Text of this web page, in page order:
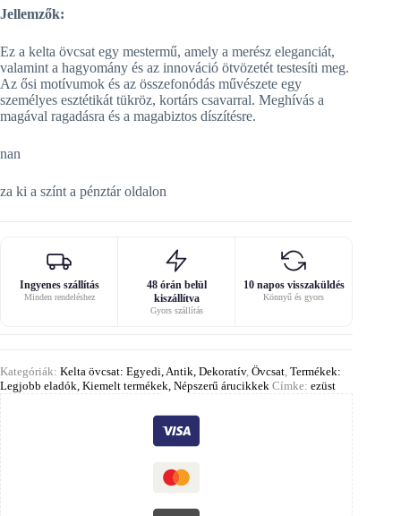
Jellemzők:
Ez a kelta övcsat egy mestermű, amely a merész eleganciát,
valamint a hagyomány és az innováció ötvözetét testesíti meg.
Az ősi motívumok és az összefonódás művészete egy
személyes esztétikát tükröz, kortárs csavarral. Meghívás a
magával ragadásra és a magabiztos díszítésre.
nan
za ki a színt a pénztár oldalon
Ingyenes szállítás
Minden rendeléshez
48 órán belül
kiszállítva
Gyors szállítás
10 napos visszaküldés
Könnyű és gyors
Kategóriák: Kelta övcsat: Egyedi, Antik, Dekoratív, Övcsat Termékek:
Legjobb eladók, Kiemelt termékek, Népszerű árucikkek Címke: ezüst